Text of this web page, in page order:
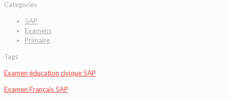
Categories
5AP
Examens
Primaire
Tags
Examen éducation civique 5AP
Examen Français 5AP